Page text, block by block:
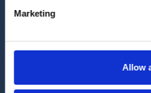
Marketing
Allow
gerealiseerd en
ONZE